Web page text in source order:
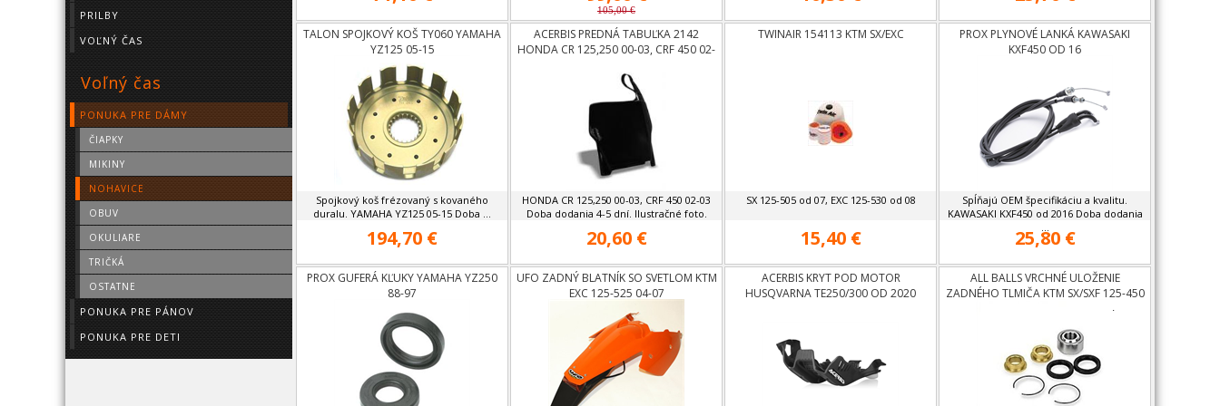
PRILBY
VOĽNÝ ČAS
Voľný čas
PONUKA PRE DÁMY
ČIAPKY
MIKINY
NOHAVICE
OBUV
OKULIARE
TRIČKÁ
OSTATNE
PONUKA PRE PÁNOV
PONUKA PRE DETI
105,00 €
TALON SPOJKOVÝ KOŠ TY060 YAMAHA
YZ125 05-15
Spojkový koš frézovaný s kovaného
duralu. YAMAHA YZ125 05-15 Doba ...
194,70 €
ACERBIS PREDNÁ TABUĽKA 2142
HONDA CR 125,250 00-03, CRF 450 02-
HONDA CR 125,250 00-03, CRF 450 02-03
Doba dodania 4-5 dní. Ilustračné foto.
20,60 €
TWINAIR 154113 KTM SX/EXC
SX 125-505 od 07, EXC 125-530 od 08
15,40 €
PROX PLYNOVÉ LANKÁ KAWASAKI
KXF450 OD 16
Spĺňajú OEM špecifikáciu a kvalitu.
KAWASAKI KXF450 od 2016 Doba dodania
...
25,80 €
PROX GUFERÁ KĽUKY YAMAHA YZ250
88-97
UFO ZADNÝ BLATNÍK SO SVETLOM KTM
EXC 125-525 04-07
ACERBIS KRYT POD MOTOR
HUSQVARNA TE250/300 OD 2020
ALL BALLS VRCHNÉ ULOŽENIE
ZADNÉHO TLMIČA KTM SX/SXF 125-450
OD 11,HUSQVARNA OD 14